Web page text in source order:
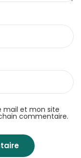
mail et mon site
commentaire.